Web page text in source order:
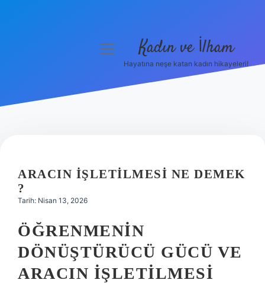
Hakkımızda
menüyü
Kadın ve İlham
Hayatına neşe katan kadın hikayeleri!
ARACIN IŞLETILMESI NE DEMEK
?
Tarih: Nisan 13, 2026
ÖĞRENMENIN
DÖNÜŞTÜRÜCÜ GÜCÜ VE
ARACIN İŞLETILMESI